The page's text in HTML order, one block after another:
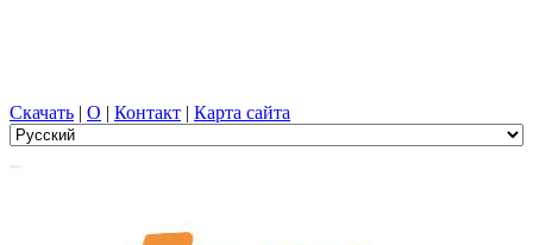
Скачать | О | Контакт | Карта сайта